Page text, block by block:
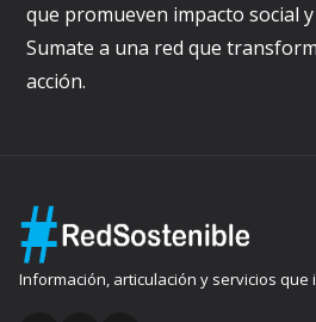
que promueven impacto social
Sumate a una red que
acción.
Información, articulación y servicios